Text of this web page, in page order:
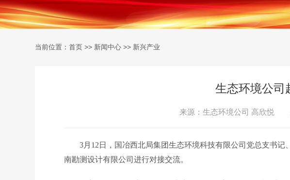
当前位置： 首页 >> 新闻中心 >> 新兴产业
生态环境公司
来源：生态环境公司 高欣悦
3月12日，国冶西北局集团生态环境科技有限公司党总支书
南勘测设计有限公司进行对接交流。